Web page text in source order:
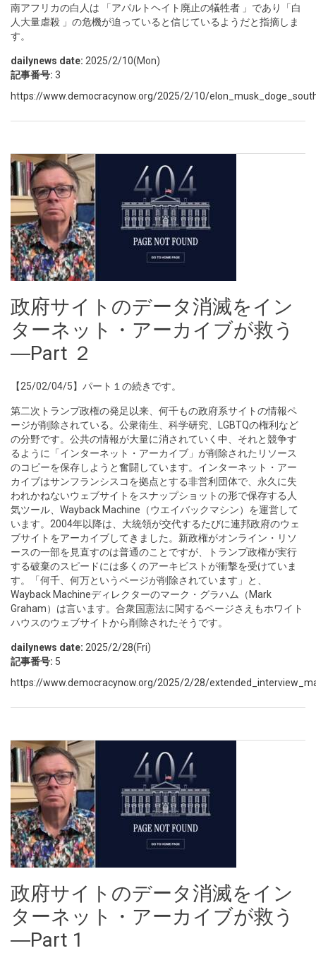
南アフリカの白人は 「アパルトヘイト廃止の犠牲者 」であり「白
人大量虐殺 」の危機が迫っていると信じているようだと指摘しま
す。
dailynews date: 2025/2/10(Mon)
記事番号: 3
https://www.democracynow.org/2025/2/10/
政府サイトのデータ消滅をイン
ターネット・アーカイブが救う
―Part ２
【25/02/04/5】パート１の続きです。
第二次トランプ政権の発足以来、何千もの政府系サイトの情報ペ
ージが削除されている。公衆衛生、科学研究、LGBTQの権利など
の分野です。公共の情報が大量に消されていく中、それと競争す
るように「インターネット・アーカイブ」が削除されたリソース
のコピーを保存しようと奮闘しています。インターネット・アー
カイブはサンフランシスコを拠点とする非営利団体で、永久に失
われかねないウェブサイトをスナップショットの形で保存する人
気ツール、Wayback Machine（ウエイバックマシン）を運営して
います。2004年以降は、大統領が交代するたびに連邦政府のウェ
ブサイトをアーカイブしてきました。新政権がオンライン・リソ
ースの一部を見直すのは普通のことですが、トランプ政権が実行
する破棄のスピードには多くのアーキビストが衝撃を受けていま
す。「何千、何万というページが削除されています」と、
Wayback Machineディレクターのマーク・グラハム（Mark
Graham）は言います。合衆国憲法に関するページさえもホワイト
ハウスのウェブサイトから削除されたそうです。
dailynews date: 2025/2/28(Fri)
記事番号: 5
https://www.democracynow.org/2025/2/28/
政府サイトのデータ消滅をイン
ターネット・アーカイブが救う
―Part 1